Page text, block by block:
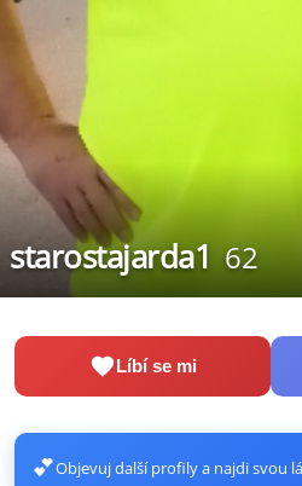
starostajarda1 62
Líbí se mi
💕Objevuj další profily a najdi svou